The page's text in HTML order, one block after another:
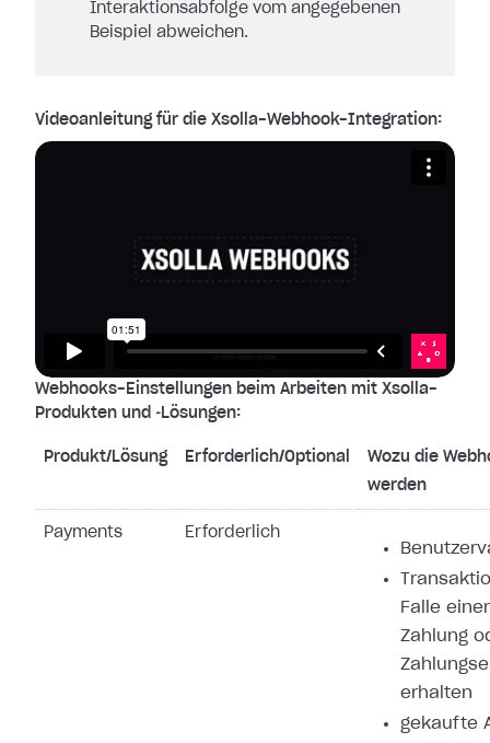
Interaktionsabfolge vom angegebenen
Beispiel abweichen.
Videoanleitung für die Xsolla-Webhook-Integration:
Webhooks-Einstellungen beim Arbeiten mit Xsolla-
Produkten und ‑Lösungen:
Produkt/Lösung Erforderlich/Optional
Wozu die
werden
Payments Erforderlich
Falle
Zahlung
erhalten
gekaufte